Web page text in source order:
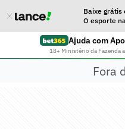
Baixe grátis
O esporte
Ajuda com
18+ Ministério da Fazenda
Fora